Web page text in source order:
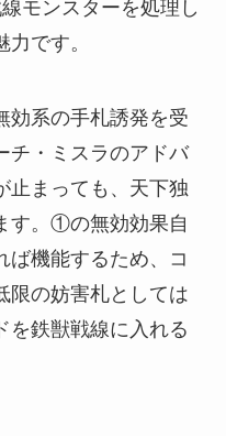
モンスターを処理し
です。
効系の手札誘発を受
チ・ミスラのアドバ
止まっても、天下独
す。①の無効効果自
ば機能するため、コ
限の妨害札としては
を鉄獣戦線に入れる